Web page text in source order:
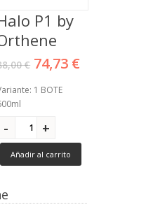
P1 by
€ 74,73 €
1 BOTE
Añadir al carrito